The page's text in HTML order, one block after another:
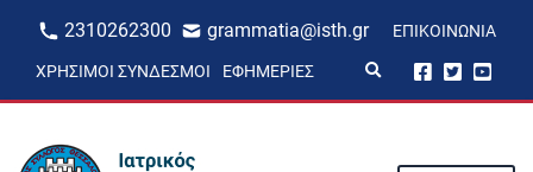
2310262300 grammatia@isth.gr ΕΠΙΚΟΙΝΩΝΊΑ
ΧΡΉΣΙΜΟΙ ΣΎΝΔΕΣΜΟΙ ΕΦΗΜΕΡΊΕΣ
p